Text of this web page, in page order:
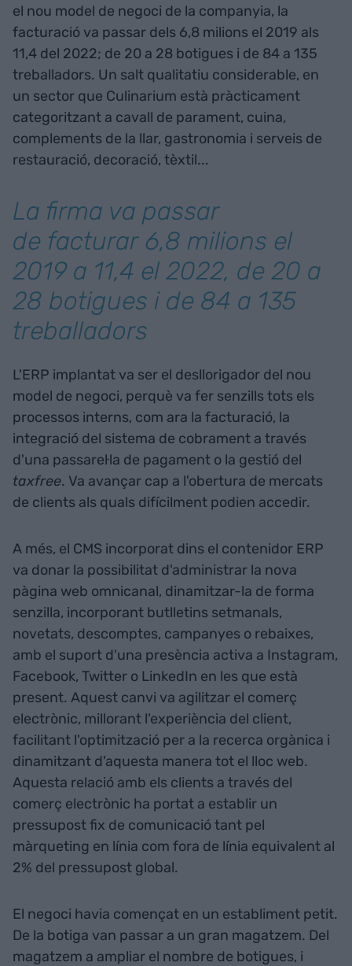
el nou model de negoci de la companyia, la
facturació va passar dels 6,8 milions el 2019 als
11,4 del 2022; de 20 a 28 botigues i de 84 a 135
treballadors. Un salt qualitatiu considerable, en
un sector que Culinarium està pràcticament
categoritzant a cavall de parament, cuina,
complements de la llar, gastronomia i serveis de
restauració, decoració, tèxtil...
La firma va passar
de facturar 6,8 milions el
2019 a 11,4 el 2022, de 20 a
28 botigues i de 84 a 135
treballadors
L'ERP implantat va ser el desllorigador del nou
model de negoci, perquè va fer senzills tots els
processos interns, com ara la facturació, la
integració del sistema de cobrament a través
d'una passarel·la de pagament o la gestió del
taxfree. Va avançar cap a l'obertura de mercats
de clients als quals difícilment podien accedir.
A més, el CMS incorporat dins el contenidor ERP
va donar la possibilitat d'administrar la nova
pàgina web omnicanal, dinamitzar-la de forma
senzilla, incorporant butlletins setmanals,
novetats, descomptes, campanyes o rebaixes,
amb el suport d'una presència activa a Instagram,
Facebook, Twitter o LinkedIn en les que està
present. Aquest canvi va agilitzar el comerç
electrònic, millorant l'experiència del client,
facilitant l'optimització per a la recerca orgànica i
dinamitzant d'aquesta manera tot el lloc web.
Aquesta relació amb els clients a través del
comerç electrònic ha portat a establir un
pressupost fix de comunicació tant pel
màrqueting en línia com fora de línia equivalent al
2% del pressupost global.
El negoci havia començat en un establiment petit.
De la botiga van passar a un gran magatzem. Del
magatzem a ampliar el nombre de botigues, i